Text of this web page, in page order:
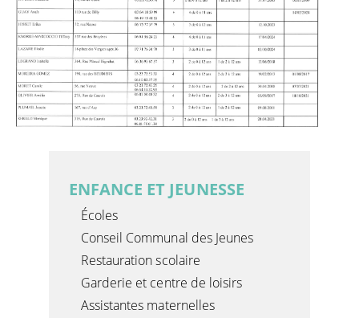
ENFANCE ET JEUNESSE
Écoles
Conseil Communal des Jeunes
Restauration scolaire
Garderie et centre de loisirs
Assistantes maternelles